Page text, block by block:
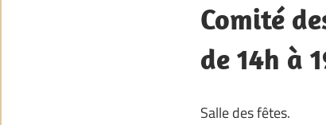
Comité
de 14h à
Salle des fêtes.